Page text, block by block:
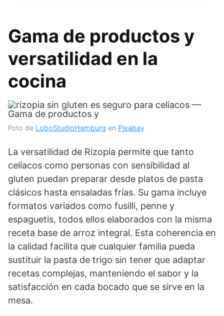
Gama de productos y
versatilidad en la
cocina
Foto de LoboStudioHamburg en Pixabay
La versatilidad de Rizopia permite que tanto
celíacos como personas con sensibilidad al
gluten puedan preparar desde platos de pasta
clásicos hasta ensaladas frías. Su gama incluye
formatos variados como fusilli, penne y
espaguetis, todos ellos elaborados con la misma
receta base de arroz integral. Esta coherencia en
la calidad facilita que cualquier familia pueda
sustituir la pasta de trigo sin tener que adaptar
recetas complejas, manteniendo el sabor y la
satisfacción en cada bocado que se sirve en la
mesa.